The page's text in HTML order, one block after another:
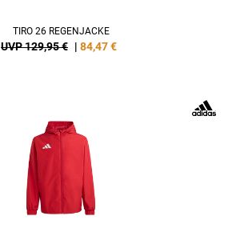
TIRO 26 REGENJACKE
UVP 129,95 € | 84,47€